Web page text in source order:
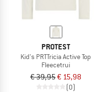
PROTEST
Kid's PRTTricia Active Top
Fleecetrui
€ 39,95€ 15,98
(0)